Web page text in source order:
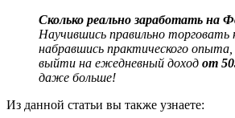
Сколько реально заработать на
Научившись правильно торговать
набравшись практического
выйти на ежедневный доход от
даже больше!
Из данной статьи вы также узнаете: